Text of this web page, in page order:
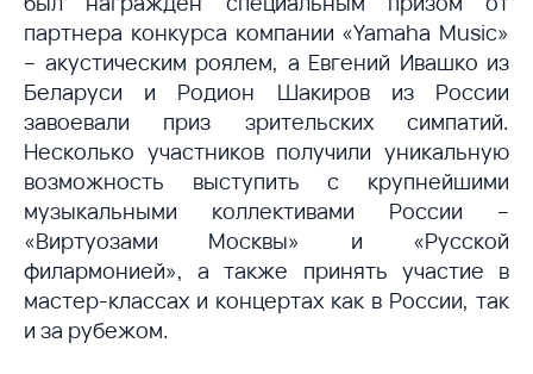
партнера конкурса компании «Yamaha Music»
– акустическим роялем, а Евгений Ивашко из
Беларуси и Родион Шакиров из России
завоевали приз зрительских симпатий.
Несколько участников получили уникальную
возможность выступить с крупнейшими
музыкальными коллективами России –
«Виртуозами Москвы» и «Русской
филармонией», а также принять участие в
мастер-классах и концертах как в России, так
и за рубежом.